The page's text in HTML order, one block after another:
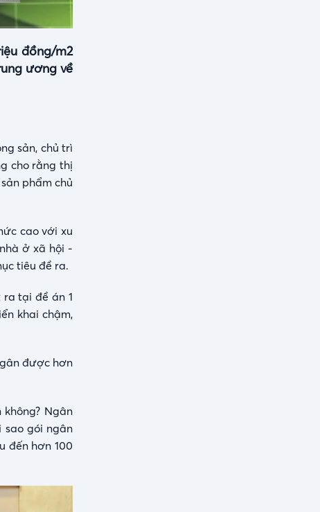
đồng/m2
ương về
sản, chủ trì
cho rằng thị
phẩm chủ
cao với xu
ở xã hội -
tiêu đề ra.
tại đề án 1
khai chậm,
được hơn
Ngân
sao gói ngân
đến hơn 100